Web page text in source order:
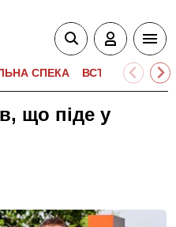
СПЕКА ВСТУПНА
що піде у